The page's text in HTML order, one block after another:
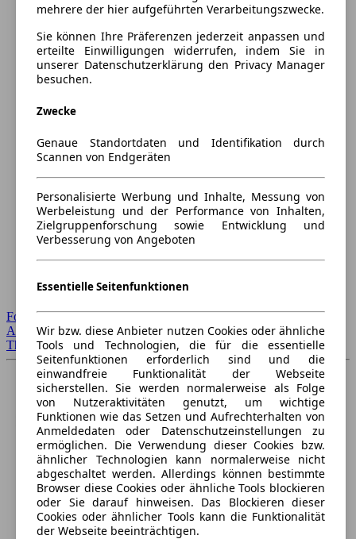
Forum Startseite
Alle Auto-Foren
Themen-Forum
mehrere der hier aufgeführten Verarbeitungszwecke.
Sie können Ihre Präferenzen jederzeit anpassen und
erteilte Einwilligungen widerrufen, indem Sie in
unserer Datenschutzerklärung den Privacy Manager
besuchen.
Zwecke
Genaue Standortdaten und Identifikation durch
Scannen von Endgeräten
Personalisierte Werbung und Inhalte, Messung von
Werbeleistung und der Performance von Inhalten,
Zielgruppenforschung sowie Entwicklung und
Verbesserung von Angeboten
Essentielle Seitenfunktionen
Wir bzw. diese Anbieter nutzen Cookies oder ähnliche
Tools und Technologien, die für die essentielle
Seitenfunktionen erforderlich sind und die
einwandfreie Funktionalität der Webseite
sicherstellen. Sie werden normalerweise als Folge
von Nutzeraktivitäten genutzt, um wichtige
Funktionen wie das Setzen und Aufrechterhalten von
Anmeldedaten oder Datenschutzeinstellungen zu
ermöglichen. Die Verwendung dieser Cookies bzw.
ähnlicher Technologien kann normalerweise nicht
abgeschaltet werden. Allerdings können bestimmte
Browser diese Cookies oder ähnliche Tools blockieren
oder Sie darauf hinweisen. Das Blockieren dieser
Cookies oder ähnlicher Tools kann die Funktionalität
der Webseite beeinträchtigen.